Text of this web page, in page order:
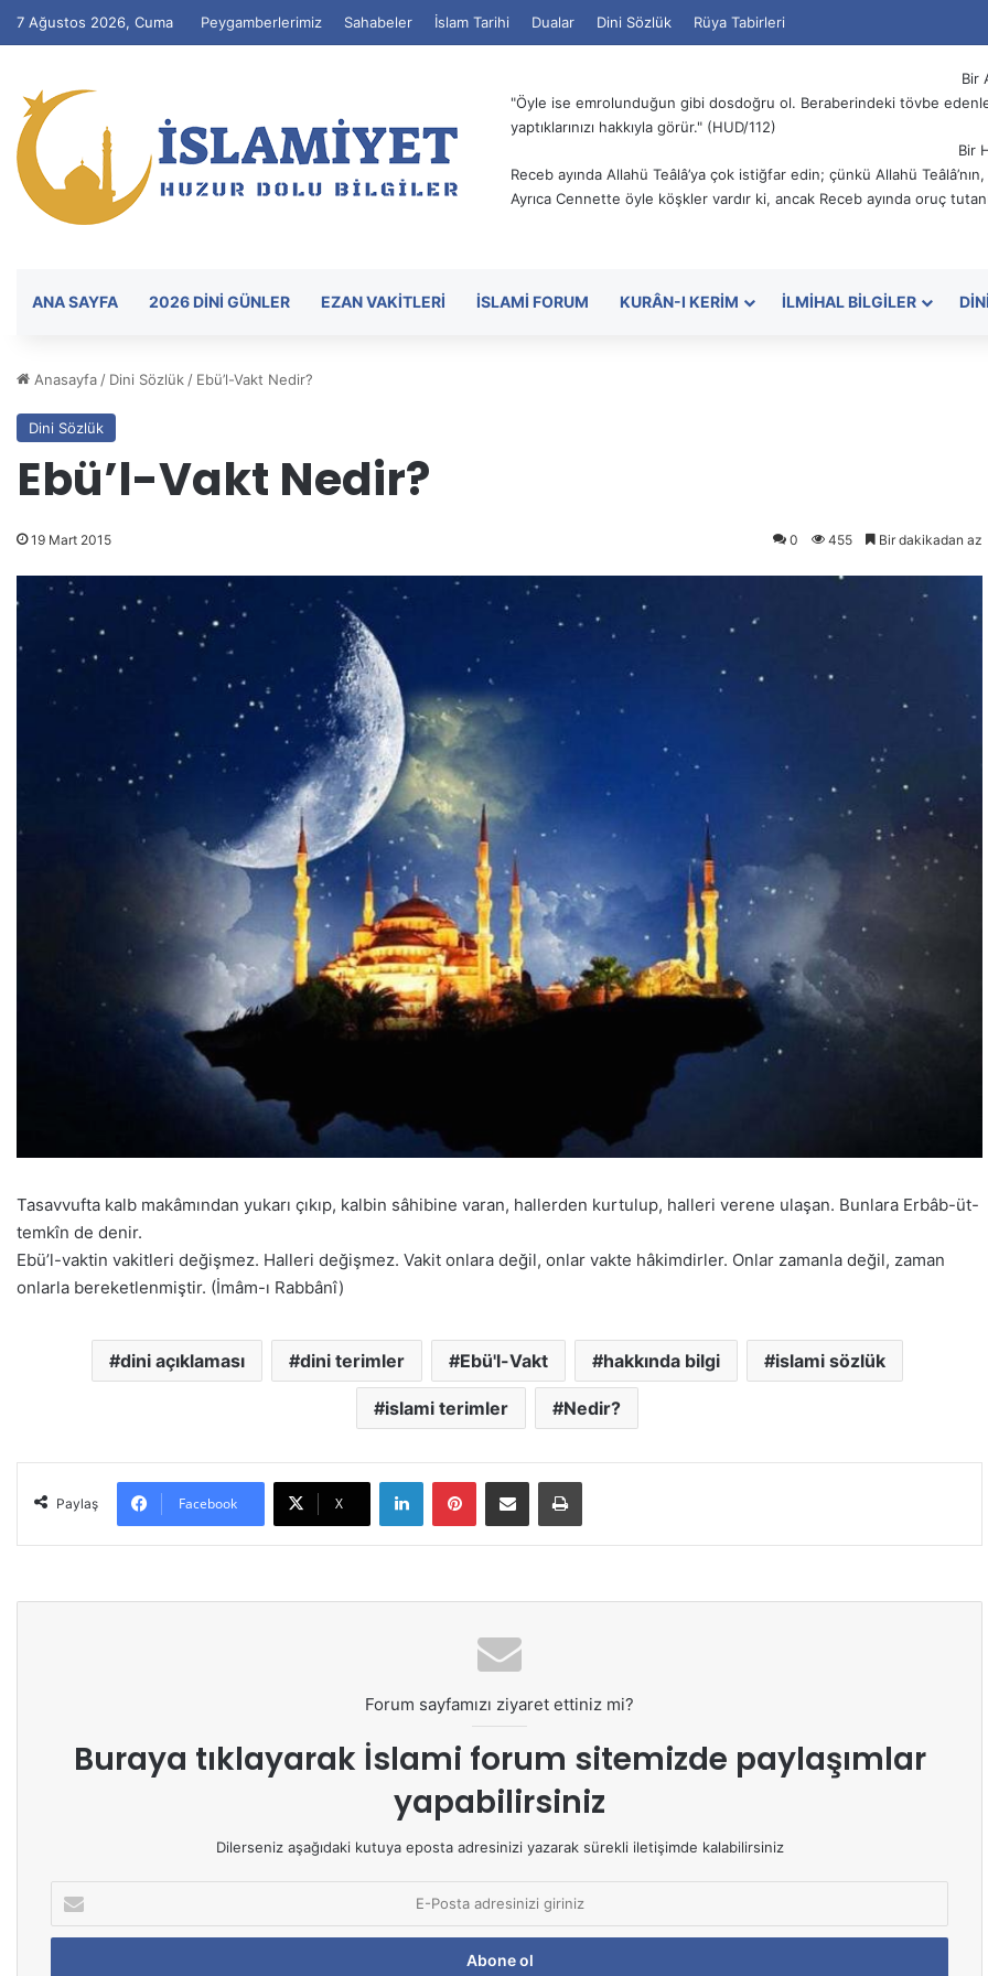
7 Ağustos 2026, Cuma Peygamberlerimiz Sahabeler İslam Tarihi Dualar Dini Sözlük Rüya Tabirleri
Bir
"Öyle ise emrolunduğun gibi dosdoğru ol. Beraberindeki tövbe
yaptıklarınızı hakkıyla görür." (HUD/112)
Bir
Receb ayında Allahü Teâlâ’ya çok istiğfar edin; çünkü Allahü
Ayrıca Cennette öyle köşkler vardır ki, ancak Receb ayında oruç
ANA SAYFA 2026 DİNİ GÜNLER EZAN VAKITLERI İSLAMI FORUM KURÂN-I KERIM İLMIHAL BILGILER
Anasayfa / Dini Sözlük / Ebü’l-Vakt Nedir?
Dini Sözlük
Ebü’l-Vakt Nedir?
19 Mart 2015 0 455 Bir dakikadan az
Tasavvufta kalb makâmından yukarı çıkıp, kalbin sâhibine varan, hallerden kurtulup, halleri verene ulaşan. Bunlara Erbâb-üt-
temkîn de denir.
Ebü’l-vaktin vakitleri değişmez. Halleri değişmez. Vakit onlara değil, onlar vakte hâkimdirler. Onlar zamanla değil, zaman
onlarla bereketlenmiştir. (İmâm-ı Rabbânî)
dini açıklaması dini terimler Ebü'l-Vakt hakkında bilgi islami sözlük
islami terimler Nedir?
Paylaş Facebook X
Forum sayfamızı ziyaret ettiniz mi?
Buraya tıklayarak İslami forum sitemizde paylaşımlar
yapabilirsiniz
Dilerseniz aşağıdaki kutuya eposta adresinizi yazarak sürekli iletişimde kalabilirsiniz
P